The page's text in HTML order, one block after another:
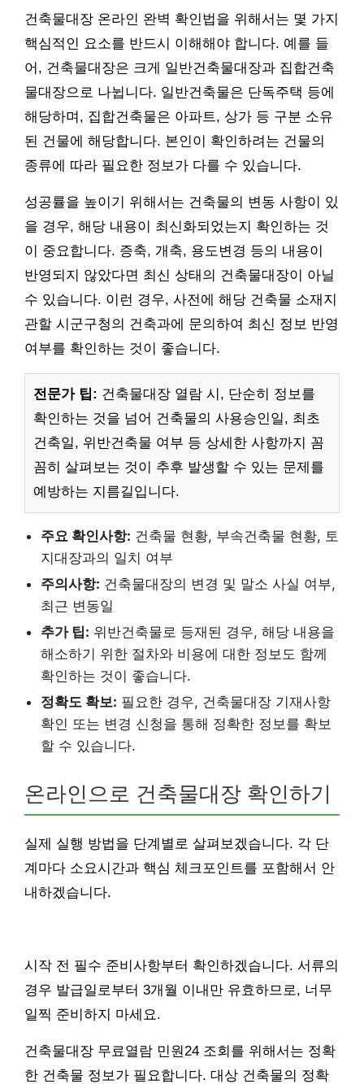
건축물대장 온라인 완벽 확인법을 위해서는 몇 가지
핵심적인 요소를 반드시 이해해야 합니다. 예를 들
어, 건축물대장은 크게 일반건축물대장과 집합건축
물대장으로 나뉩니다. 일반건축물은 단독주택 등에
해당하며, 집합건축물은 아파트, 상가 등 구분 소유
된 건물에 해당합니다. 본인이 확인하려는 건물의
종류에 따라 필요한 정보가 다를 수 있습니다.
성공률을 높이기 위해서는 건축물의 변동 사항이 있
을 경우, 해당 내용이 최신화되었는지 확인하는 것
이 중요합니다. 증축, 개축, 용도변경 등의 내용이
반영되지 않았다면 최신 상태의 건축물대장이 아닐
수 있습니다. 이런 경우, 사전에 해당 건축물 소재지
관할 시군구청의 건축과에 문의하여 최신 정보 반영
여부를 확인하는 것이 좋습니다.
전문가 팁: 건축물대장 열람 시, 단순히 정보를
확인하는 것을 넘어 건축물의 사용승인일, 최초
건축일, 위반건축물 여부 등 상세한 사항까지 꼼
꼼히 살펴보는 것이 추후 발생할 수 있는 문제를
예방하는 지름길입니다.
주요 확인사항: 건축물 현황, 부속건축물 현황, 토
지대장과의 일치 여부
주의사항: 건축물대장의 변경 및 말소 사실 여부,
최근 변동일
추가 팁: 위반건축물로 등재된 경우, 해당 내용을
해소하기 위한 절차와 비용에 대한 정보도 함께
확인하는 것이 좋습니다.
정확도 확보: 필요한 경우, 건축물대장 기재사항
확인 또는 변경 신청을 통해 정확한 정보를 확보
할 수 있습니다.
온라인으로 건축물대장 확인하기
실제 실행 방법을 단계별로 살펴보겠습니다. 각 단
계마다 소요시간과 핵심 체크포인트를 포함해서 안
내하겠습니다.
시작 전 필수 준비사항부터 확인하겠습니다. 서류의
경우 발급일로부터 3개월 이내만 유효하므로, 너무
일찍 준비하지 마세요.
건축물대장 무료열람 민원24 조회를 위해서는 정확
한 건축물 정보가 필요합니다. 대상 건축물의 정확